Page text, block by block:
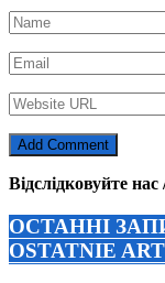
Відслідковуйте
ОСТАННІ
OSTATNIE